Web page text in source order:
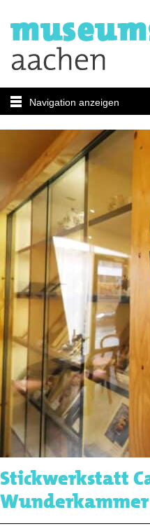
Navigation anzeigen
Stickwerkstatt
Wunderkammer